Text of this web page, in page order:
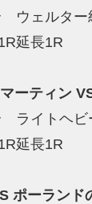
ウェルター
延長1R
ーティン
ライトヘビ
延長1R
ポーランド